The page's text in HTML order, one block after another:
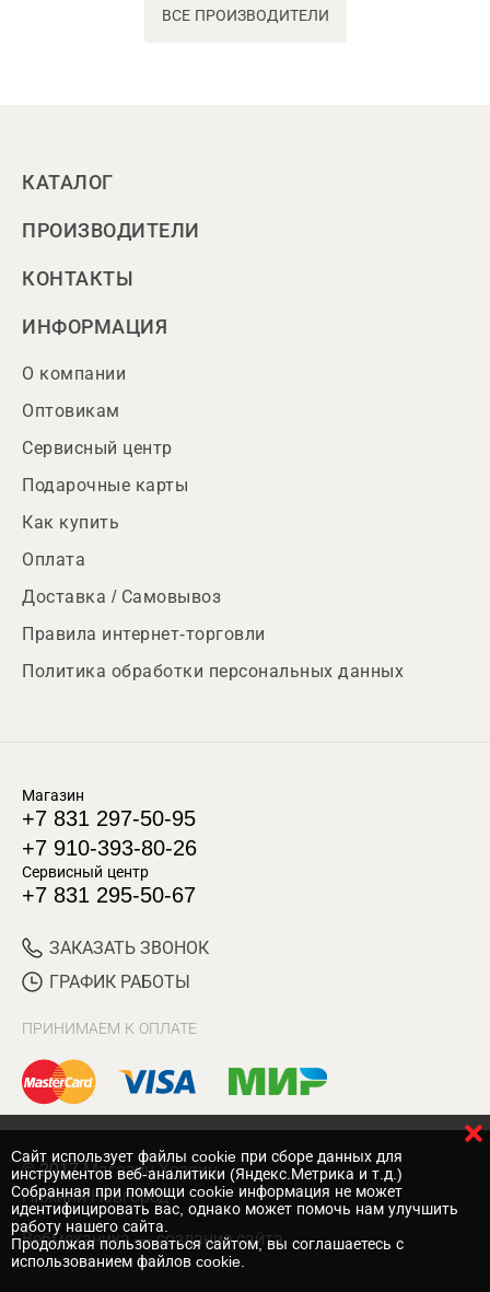
ВСЕ ПРОИЗВОДИТЕЛИ
КАТАЛОГ
ПРОИЗВОДИТЕЛИ
КОНТАКТЫ
ИНФОРМАЦИЯ
О компании
Оптовикам
Сервисный центр
Подарочные карты
Как купить
Оплата
Доставка / Самовывоз
Правила интернет-торговли
Политика обработки персональных данных
Магазин
+7 831 297-50-95
+7 910-393-80-26
Сервисный центр
+7 831 295-50-67
ЗАКАЗАТЬ ЗВОНОК
ГРАФИК РАБОТЫ
ПРИНИМАЕМ К ОПЛАТЕ
© 2017 Магазин Хозяин
Нижний Новгород
Вебмеханика — создание сайта
Cайт использует файлы cookie при сборе данных для
инструментов веб-аналитики (Яндекс.Метрика и т.д.)
Собранная при помощи cookie информация не может
идентифицировать вас, однако может помочь нам улучшить
работу нашего сайта.
Продолжая пользоваться сайтом, вы соглашаетесь с
использованием файлов cookie.